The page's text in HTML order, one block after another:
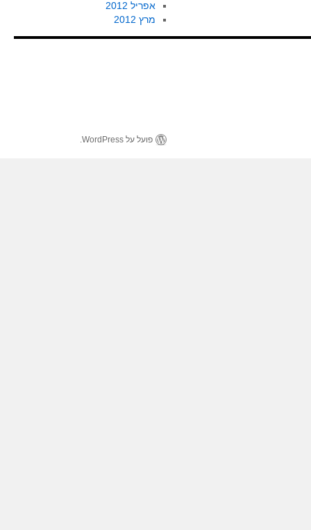
אפריל 2012
מרץ 2012
פועל על WordPress.